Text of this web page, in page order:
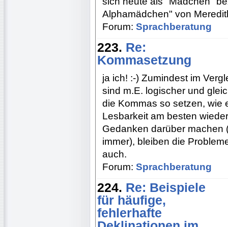
Alphamädchen" von
Forum: Sprachberatung
223. Re:
Kommasetzung
ja ich! :-) Zumindest im
sind m.E. logischer und
die Kommas so setzen, wie
Lesbarkeit am besten
Gedanken darüber
immer), bleiben die
auch.
Forum: Sprachberatung
224. Re: Beispiele
für häufige,
fehlerhafte